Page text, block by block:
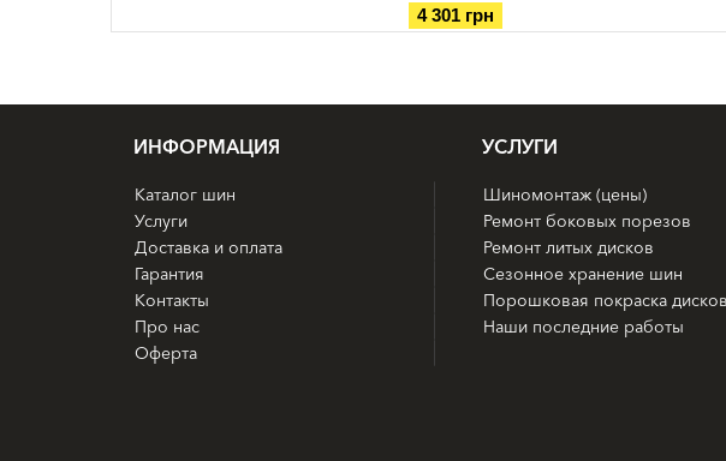
4 301 грн
ИНФОРМАЦИЯ
Каталог шин
Услуги
Доставка и оплата
Гарантия
Контакты
Про нас
Оферта
УСЛУГИ
Шиномонтаж (цены)
Ремонт боковых порезов
Ремонт литых дисков
Сезонное хранение шин
Порошковая покраска дисков
Наши последние работы